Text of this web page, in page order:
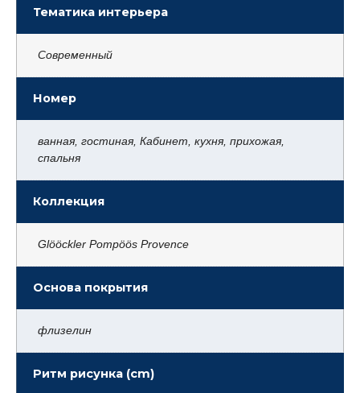
Тематика интерьера
Современный
Номер
ванная, гостиная, Кабинет, кухня, прихожая,
спальня
Коллекция
Glööckler Pompöös Provence
Основа покрытия
флизелин
Ритм рисунка (cm)